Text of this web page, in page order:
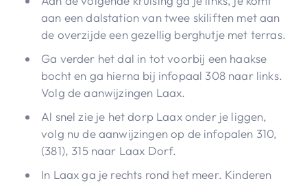
aan een dalstation van twee skiliften met aan
de overzijde een gezellig berghutje met terras.
Ga verder het dal in tot voorbij een haakse
bocht en ga hierna bij infopaal 308 naar links.
Volg de aanwijzingen Laax.
Al snel zie je het dorp Laax onder je liggen,
volg nu de aanwijzingen op de infopalen 310,
(381), 315 naar Laax Dorf.
In Laax ga je rechts rond het meer. Kinderen